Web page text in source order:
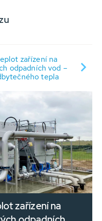
zařízení na
odpadních vod –
tepla
zařízení na